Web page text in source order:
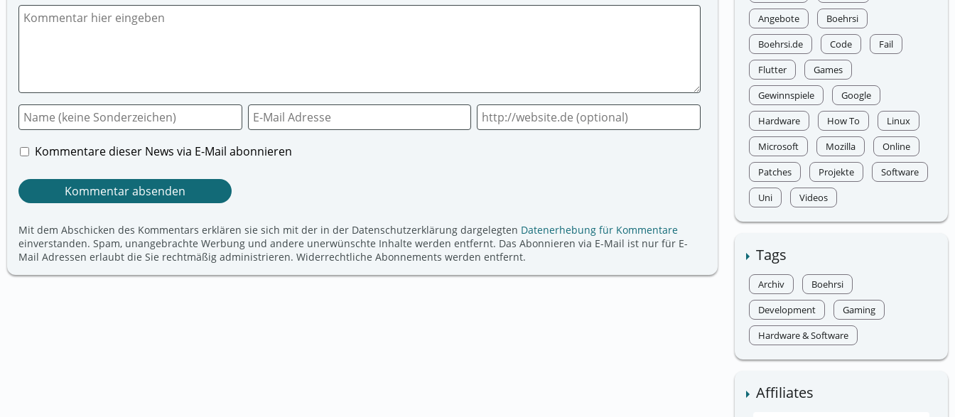
Angebote
Boehrsi
Boehrsi.de
Code
Fail
Flutter
Games
Gewinnspiele
Google
Hardware
How To
Linux
Microsoft
Mozilla
Online
Patches
Projekte
Software
Uni
Videos
Tags
Archiv
Boehrsi
Development
Gaming
Hardware & Software
Affiliates
Kommentare dieser News via E-Mail abonnieren
Mit dem Abschicken des Kommentars erklären sie sich mit der in der Datenschutzerklärung dargelegten Datenerhebung für Kommentare
einverstanden. Spam, unangebrachte Werbung und andere unerwünschte Inhalte werden entfernt. Das Abonnieren via E-Mail ist nur für E-
Mail Adressen erlaubt die Sie rechtmäßig administrieren. Widerrechtliche Abonnements werden entfernt.